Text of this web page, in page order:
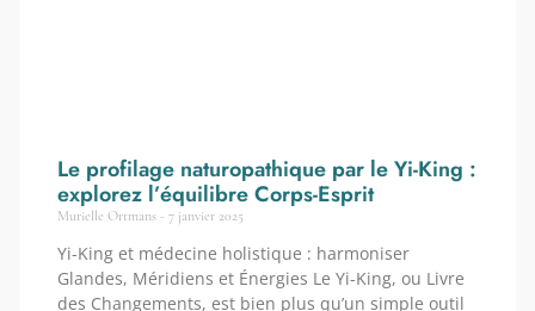
Le profilage naturopathique par le Yi-King :
explorez l’équilibre Corps-Esprit
Murielle Ortmans 7 janvier 2025
Yi-King et médecine holistique : harmoniser
Glandes, Méridiens et Énergies Le Yi-King, ou Livre
des Changements, est bien plus qu’un simple outil